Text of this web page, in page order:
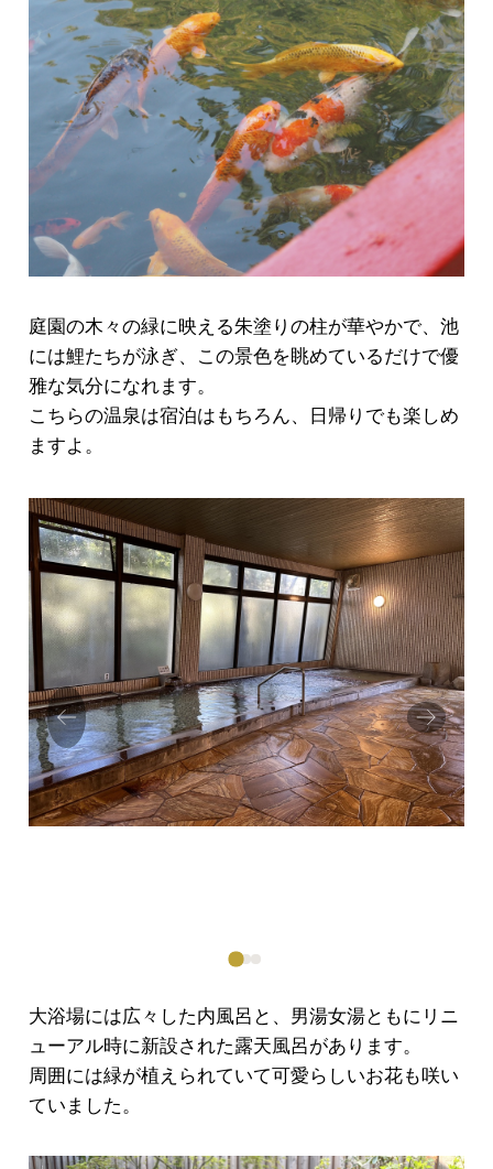
庭園の木々の緑に映える朱塗りの柱が華やかで、池
には鯉たちが泳ぎ、この景色を眺めているだけで優
雅な気分になれます。
こちらの温泉は宿泊はもちろん、日帰りでも楽しめ
ますよ。
Prev
ious
Next
大浴場には広々した内風呂と、男湯女湯ともにリニ
ューアル時に新設された露天風呂があります。
周囲には緑が植えられていて可愛らしいお花も咲い
ていました。